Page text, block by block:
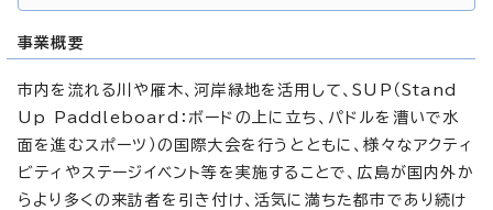
事業概要
市内を流れる川や雁木、河岸緑地を活用して、SUP（Stand
Up Paddleboard：ボードの上に立ち、パドルを漕いで水
面を進むスポーツ）の国際大会を行うとともに、様々なアクティ
ビティやステージイベント等を実施することで、広島が国内外か
らより多くの来訪者を引き付け、活気に満ちた都市であり続け